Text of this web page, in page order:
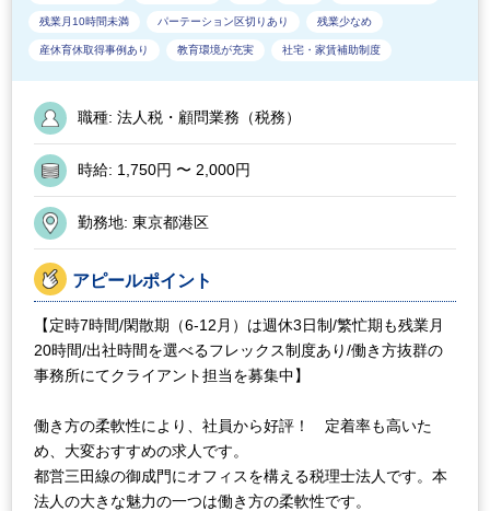
残業月10時間未満 パーテーション区切りあり 残業少なめ
産休育休取得事例あり 教育環境が充実 社宅・家賃補助制度
職種: 法人税・顧問業務（税務）
時給: 1,750円 〜 2,000円
勤務地: 東京都港区
アピールポイント
【定時7時間/閑散期（6-12月）は週休3日制/繁忙期も残業月
20時間/出社時間を選べるフレックス制度あり/働き方抜群の
事務所にてクライアント担当を募集中】
働き方の柔軟性により、社員から好評！ 定着率も高いた
め、大変おすすめの求人です。
都営三田線の御成門にオフィスを構える税理士法人です。本
法人の大きな魅力の一つは働き方の柔軟性です。